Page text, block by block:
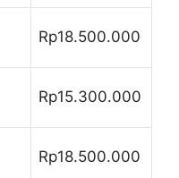
Rp18.500.000
Rp15.300.000
Rp18.500.000